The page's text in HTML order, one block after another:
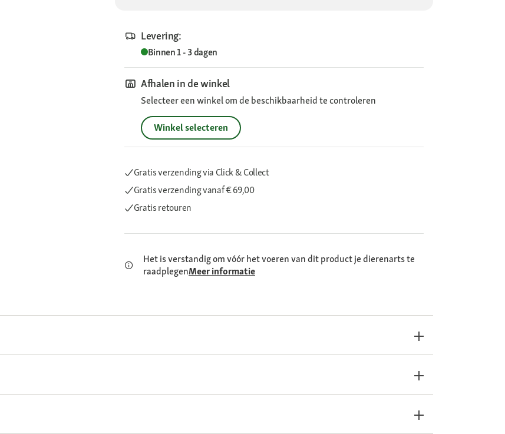
Levering:
Binnen 1 - 3 dagen
Afhalen in de winkel
Selecteer een winkel om de beschikbaarheid te controleren
Winkel selecteren
Gratis verzending via Click & Collect
Gratis verzendingvanaf € 69,00
Gratis retouren
Het is verstandig om vóór het voeren van dit product je dierenarts te
raadplegenMeer informatie